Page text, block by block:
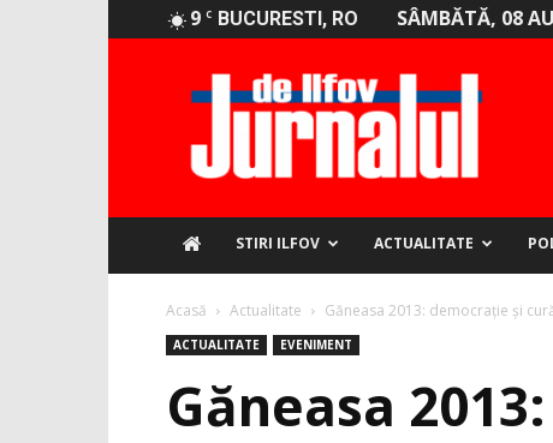
9 C BUCURESTI, RO SÂMBĂTĂ, 08
STIRI ILFOV ACTUALITATE
Acasă Actualitate Găneasa 2013: democraţie şi
ACTUALITATE EVENIMENT
Găneasa